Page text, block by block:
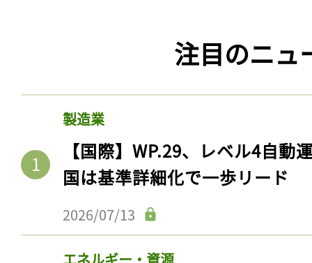
注目のニュ
製造業
【国際】WP.29、レベル4自動